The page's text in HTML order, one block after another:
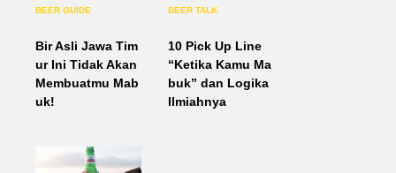
BEER GUIDE
Bir Asli Jawa Tim
ur Ini Tidak Akan
Membuatmu Mab
uk!
BEER TALK
10 Pick Up Line
“Ketika Kamu Ma
buk” dan Logika
Ilmiahnya